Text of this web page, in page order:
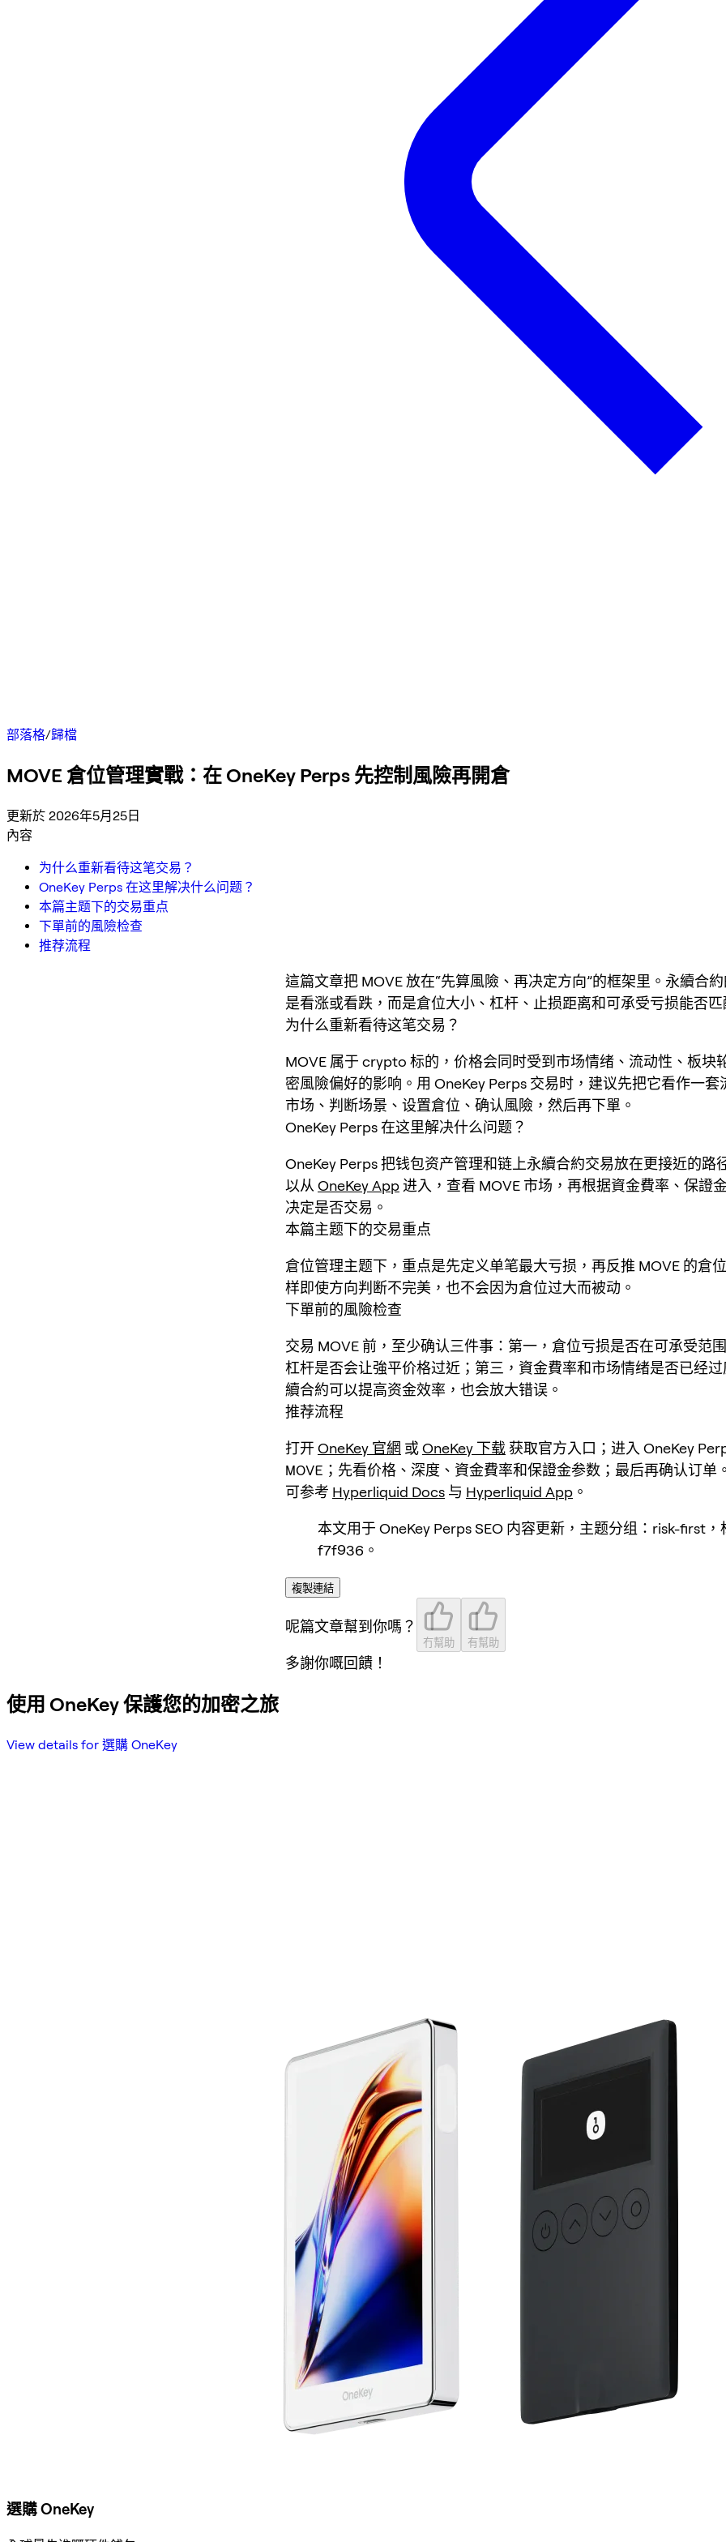
部落格/歸檔
MOVE 倉位管理實戰：在 OneKey Perps 先控制風險再開倉
更新於 2026年5月25日
內容
为什么重新看待这笔交易？
OneKey Perps 在这里解决什么问题？
本篇主题下的交易重点
下單前的風險检查
推荐流程
這篇文章把 MOVE 放在“先算風險、再决定方向”的框架里。永續合
是看涨或看跌，而是倉位大小、杠杆、止损距离和可承受亏损能否匹
为什么重新看待这笔交易？
MOVE 属于 crypto 标的，价格会同时受到市场情绪、流动性、板块
密風險偏好的影响。用 OneKey Perps 交易时，建议先把它看作一套
市场、判断场景、设置倉位、确认風險，然后再下單。
OneKey Perps 在这里解决什么问题？
OneKey Perps 把钱包资产管理和链上永續合約交易放在更接近的路
以从 OneKey App进入，查看 MOVE 市场，再根据資金費率、保證
决定是否交易。
本篇主题下的交易重点
倉位管理主题下，重点是先定义单笔最大亏损，再反推 MOVE 的倉
样即使方向判断不完美，也不会因为倉位过大而被动。
下單前的風險检查
交易 MOVE 前，至少确认三件事：第一，倉位亏损是否在可承受范
杠杆是否会让強平价格过近；第三，資金費率和市场情绪是否已经
續合約可以提高资金效率，也会放大错误。
推荐流程
打开 OneKey 官網 或OneKey 下载 获取官方入口；进入 OneKey
MOVE ；先看价格、深度、資金費率和保證金参数；最后再确认订单
可参考 Hyperliquid Docs 与 Hyperliquid App 。
本文用于 OneKey Perps SEO 内容更新，主题分组：risk-first，
f7f936。
複製連結
呢篇文章幫到你嗎？
冇幫助 有幫助
多謝你嘅回饋！
使用 OneKey 保護您的加密之旅
View details for 選購 OneKey
選購 OneKey